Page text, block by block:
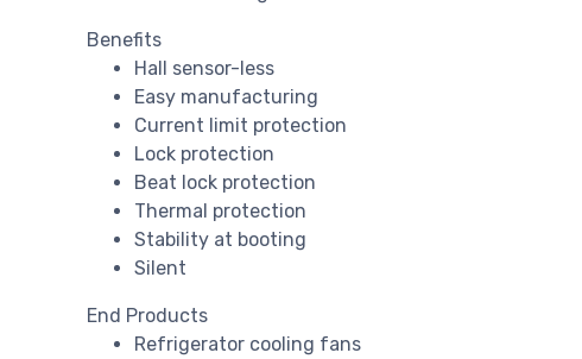
Benefits
Hall sensor-less
Easy manufacturing
Current limit protection
Lock protection
Beat lock protection
Thermal protection
Stability at booting
Silent
End Products
Refrigerator cooling fans